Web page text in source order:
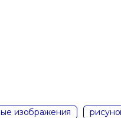
изображения